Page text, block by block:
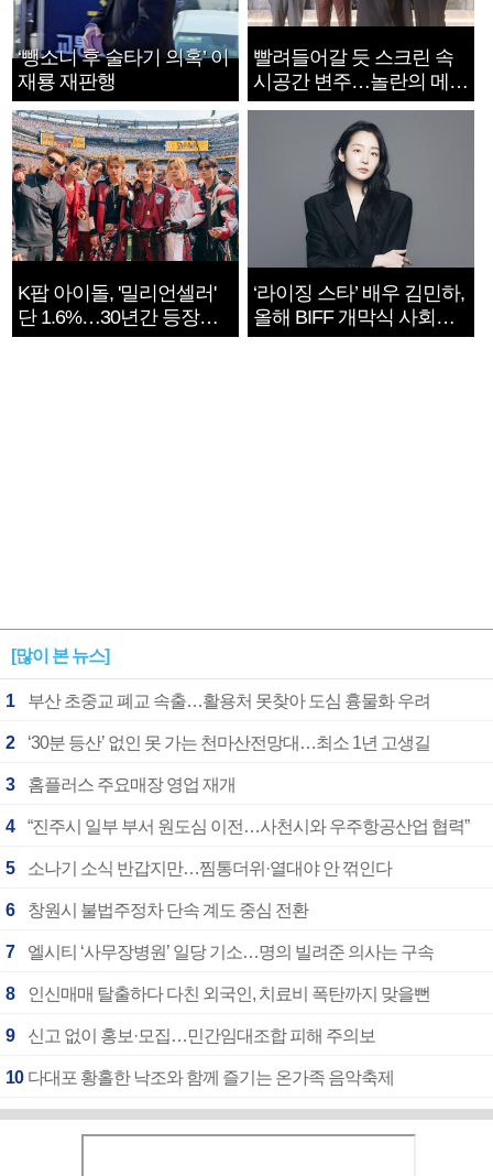
‘뺑소니 후 술타기 의혹’ 이
재룡 재판행
빨려들어갈 듯 스크린 속
시공간 변주…놀란의 메시
지는 ‘전쟁 속죄’
K팝 아이돌, '밀리언셀러'
단 1.6%…30년간 등장
1182개팀 전수조사
‘라이징 스타’ 배우 김민하,
올해 BIFF 개막식 사회자
확정
[많이 본 뉴스]
1 부산 초중교 폐교 속출…활용처 못찾아 도심 흉물화 우려
2 ‘30분 등산’ 없인 못 가는 천마산전망대…최소 1년 고생길
3 홈플러스 주요매장 영업 재개
4 “진주시 일부 부서 원도심 이전…사천시와 우주항공산업 협력”
5 소나기 소식 반갑지만…찜통더위·열대야 안 꺾인다
6 창원시 불법주정차 단속 계도 중심 전환
7 엘시티 ‘사무장병원’ 일당 기소…명의 빌려준 의사는 구속
8 인신매매 탈출하다 다친 외국인, 치료비 폭탄까지 맞을뻔
9 신고 없이 홍보·모집…민간임대조합 피해 주의보
10 다대포 황홀한 낙조와 함께 즐기는 온가족 음악축제